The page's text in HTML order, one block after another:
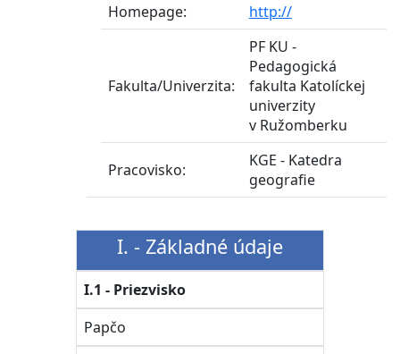
Homepage:
http://
Fakulta/Univerzita:
PF KU -
Pedagogická
fakulta Katolíckej
univerzity
v Ružomberku
Pracovisko:
KGE - Katedra
geografie
I. - Základné údaje
I.1 - Priezvisko
Papčo